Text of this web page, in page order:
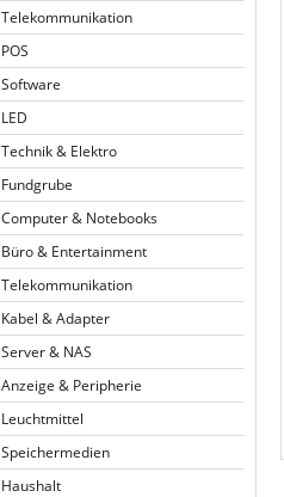
Telekommunikation
POS
Software
LED
Technik & Elektro
Fundgrube
Computer & Notebooks
Büro & Entertainment
Telekommunikation
Kabel & Adapter
Server & NAS
Anzeige & Peripherie
Leuchtmittel
Speichermedien
Haushalt